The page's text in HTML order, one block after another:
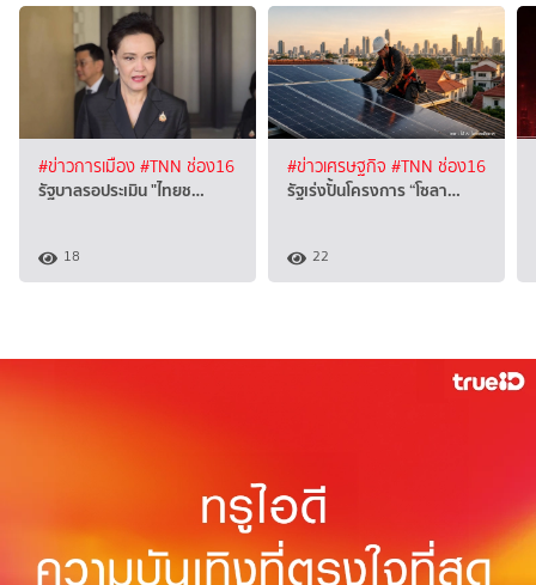
#ข่าวการเมือง#TNN ช่อง16
รัฐบาลรอประเมิน "ไทยช…
18
#ข่าวเศรษฐกิจ #TNN ช่อง16
รัฐเร่งปั้นโครงการ “โซลา…
22